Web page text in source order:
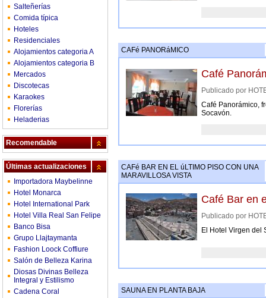
Salteñerías
Comida típica
Hoteles
Residenciales
Alojamientos categoria A
Alojamientos categoria B
Mercados
Discotecas
Karaokes
Florerías
Heladerias
Recomendable
Últimas actualizaciones
Importadora Maybelinne
Hotel Monarca
Hotel International Park
Hotel Villa Real San Felipe
Banco Bisa
Grupo Llajtaymanta
Fashion Loock Coffiure
Salón de Belleza Karina
Diosas Divinas Belleza
Integral y Estilismo
Cadena Coral
CAFé PANORáMICO
Café
Publicado por
Café Panorámico,
Socavón.
CAFé BAR EN EL úLTIMO PISO CON UNA
MARAVILLOSA VISTA
Café Bar en
Publicado por
El Hotel Virgen del
SAUNA EN PLANTA BAJA